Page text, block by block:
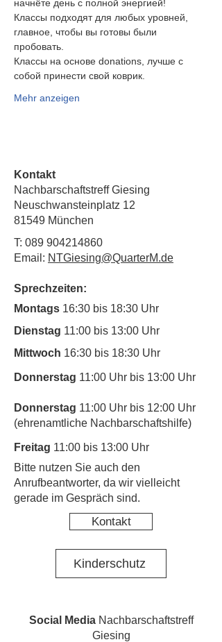
начнёте день с полной энергией!
Классы подходят для любых уровней,
главное, чтобы вы готовы были
пробовать.
Классы на основе donations, лучше с
собой принести свой коврик.
Mehr anzeigen
Kontakt
Nachbarschaftstreff Giesing
Neuschwansteinplatz 12
81549 München
T: 089 904214860
Email: NTGiesing@QuarterM.de
Sprechzeiten:
Montags 16:30 bis 18:30 Uhr
Dienstag 11:00 bis 13:00 Uhr
Mittwoch 16:30 bis 18:30 Uhr
Donnerstag 11:00 Uhr bis 13:00 Uhr
Donnerstag 11:00 Uhr bis 12:00 Uhr
(ehrenamtliche Nachbarschaftshilfe)
Freitag 11:00 bis 13:00 Uhr
​Bitte nutzen Sie auch den
Anrufbeantworter, da wir vielleicht
gerade im Gespräch sind.
Kontakt
Kinderschutz
Social MediaNachbarschaftstreff
Giesing